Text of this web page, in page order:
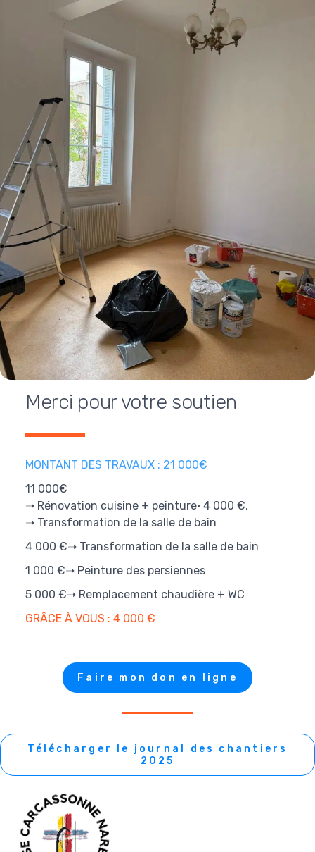
Merci pour votre soutien
MONTANT DES TRAVAUX : 21 000€
11 000€
➝ Rénovation cuisine + peinture• 4 000 €,
➝ Transformation de la salle de bain
4 000 €➝ Transformation de la salle de bain
1 000 €➝ Peinture des persiennes
5 000 €➝ Remplacement chaudière + WC
GRÂCE À VOUS : 4 000 €
Faire mon don en ligne
Télécharger le journal des chantiers
2025